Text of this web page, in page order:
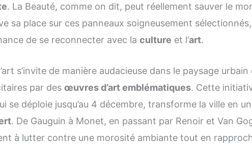
. La Beauté, comme on dit, peut réellement sauver le
sa place sur ces panneaux soigneusement
de se reconnecter avec la culture et l’art.
s’invite de manière audacieuse dans le paysage
par des œuvres d’art emblématiques. Cette
se déploie jusqu’au 4 décembre, transforme la ville en
. De Gauguin à Monet, en passant par Renoir et Van
à lutter contre une morosité ambiante tout en